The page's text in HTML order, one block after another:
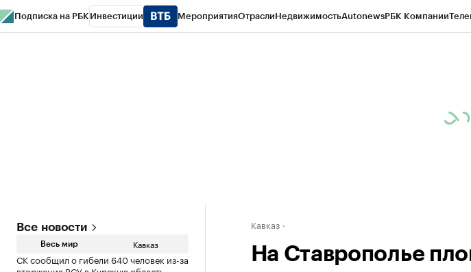
Подписка на РБК Инвестиции МероприятияОтраслиНедвижимостьAutonewsРБК Компании
Все новости
Весь мир Кавказ
СК сообщил о гибели 640 человек из-за
Кавказ
На Ставрополье